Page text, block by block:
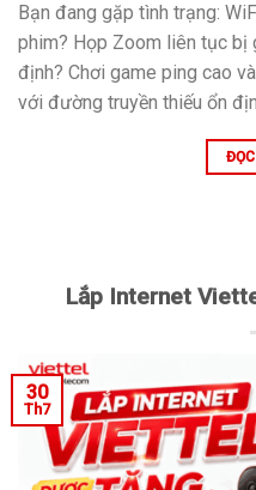
Bạn đang gặp tình trạng:
phim? Họp Zoom liên tục bị
định? Chơi game ping cao
với đường truyền thiếu ổn
Lắp Internet
30
Th7